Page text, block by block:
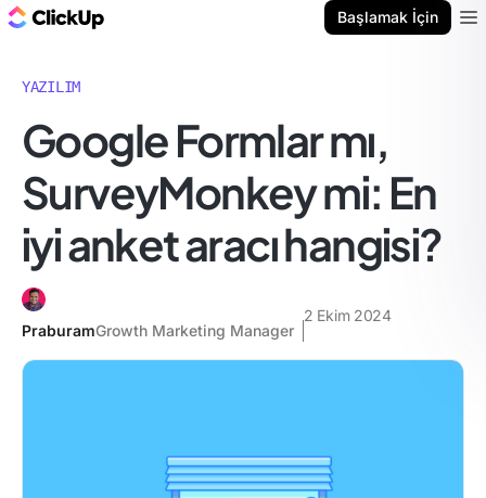
Başlamak İçin
YAZILIM
Google Formlar mı,
SurveyMonkey mi: En
iyi anket aracı hangisi?
PraburamGrowth Marketing Manager
2 Ekim 2024